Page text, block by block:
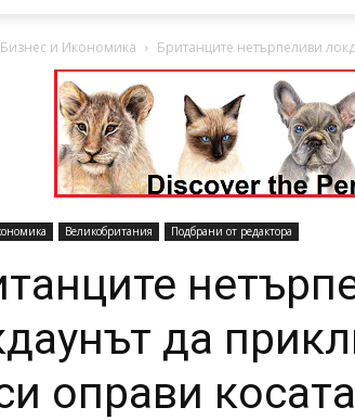
Бизнес и Икономика Британците нетърпеливи
Великобритания Подбрани от редактора
да
оправи косата